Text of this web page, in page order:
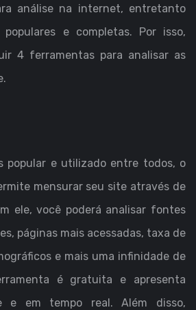
análise na internet, entretanto
e completas. Por isso,
4 ferramentas para analisar as
popular e utilizado entre todos, o
mensurar seu site através de
ele, você poderá analisar fontes
páginas mais acessadas, taxa de
e mais uma infinidade de
é gratuita e apresenta
e em tempo real. Além disso,